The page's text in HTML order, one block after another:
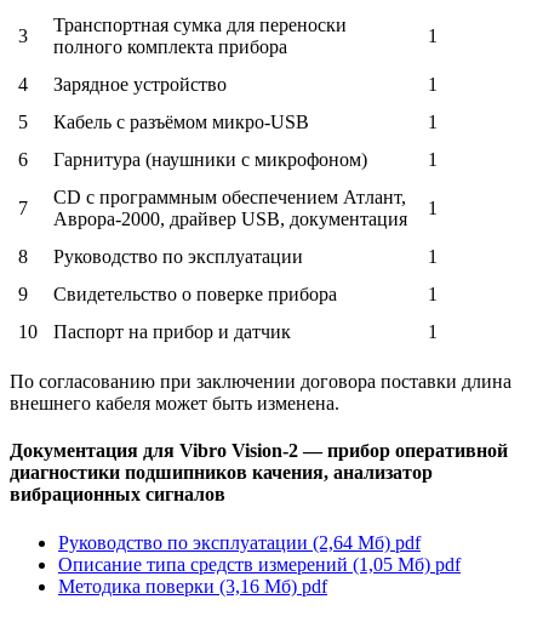
3
Транспортная сумка для переноски
полного комплекта прибора
1
4 Зарядное устройство
1
5
Кабель с разъёмом микро-USB
1
6
Гарнитура (наушники с микрофоном) 1
7
CD с программным обеспечением Атлант,
Аврора-2000, драйвер USB, документация
1
8 Руководство по эксплуатации
1
9
Свидетельство о поверке прибора
1
10
Паспорт на прибор и датчик 1
По согласованию при заключении договора поставки длина
внешнего кабеля может быть изменена.
Документация для Vibro Vision-2 — прибор оперативной
диагностики подшипников качения, анализатор
вибрационных сигналов
Руководство по эксплуатации (2,64 Мб) pdf
Описание типа средств измерений (1,05 Мб) pdf
Методика поверки (3,16 Мб) pdf